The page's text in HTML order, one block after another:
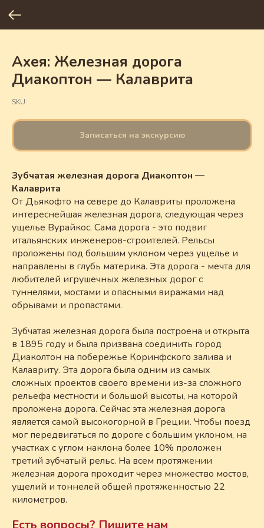
Ахея: Железная дорога
Диакоптон — Калаврита
SKU:
Записаться на экскурсию
Зубчатая железная дорога Диакоптон —
Калаврита
От Дьякофто на севере до Калавриты проложена
интереснейшая железная дорога, следующая через
ущелье Вурайкос. Сама дорога - это подвиг
итальянских инженеров-строителей. Рельсы
проложены под большим уклоном через ущелье и
направлены в глубь материка. Эта дорога - мечта для
любителей игрушечных железных дорог с
туннелями, мостами и опасными виражами над
обрывами и пропастями.
Зубчатая железная дорога была построена и открыта
в 1895 году и была призвана соединить город
Диаколтон на побережье Коринфского залива и
Калавриту. Эта дорога была одним из самых
сложных проектов своего времени из-за сложного
рельефа местности и большой высоты, на которой
проложена дорога. Сейчас эта железная дорога
является самой высокогорной в Греции. Чтобы поезд
мог передвигаться по дороге с большим уклоном, на
участках с углом наклона более 10% проложен
третий зубчатый рельс. На всем протяжении
железная дорога проходит через множество мостов,
ущелий и тоннелей общей протяженностью 22
километров.